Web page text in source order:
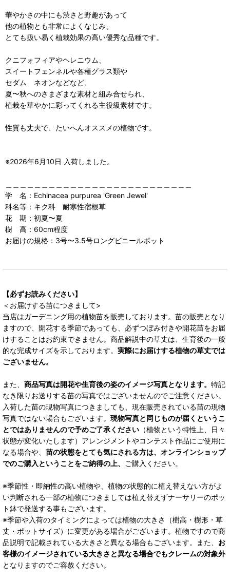
華やかさの中にも渋さと野趣があって
他の植物とも非常によくなじみ、
とても扱い易く植栽効果の高い優秀な品種です。
クニフォフィアやヘレニウム、
スイートフェンネルや各種グラス類や
セダム ネオンなどなど、
夏〜秋へのさまざまな素材と組み合せられ、
植栽を華やかに彩ってくれる主役級素材です。
性質も丈夫で、たいへんオススメの植物です。
※2026年6月10日 入荷しました。
学 名：Echinacea purpurea 'Green Jewel'
科名等：キク科 耐寒性宿根草
花 期：初夏〜夏
樹 高：60cm程度
お届けの規格：3号〜3.5号ロングビニールポット
【必ずお読みください】
＜お届けする苗につきまして>
当店はガーデニング用の植物苗を販売しております。苗の販売となり
ますので、開花する季節であっても、必ずつぼみ付きや開花苗をお届
けすることはお約束できません。商品解説中の草丈は、生育後の一般
的な完成サイズを示しております。 実際にお届けする植物の草丈では
ございません。
また、 商品写真は開花や生育後の姿のイメージ写真となります。 特記
なき限りお送りする苗の写真ではございませんのでご注意ください。
入荷した苗の現物写真につきましても、現在販売されている苗の現物
写真ではない場合もございます。 現物写真と同じものが届くというこ
とではありませんので予めご了承ください （植物という特性上、日々
状態が変化いたします）アレンジメントやコンテスト作品にご使用に
なる場合や、 苗の状態をとても気にされる方は、オンラインショップ
でのご購入ということをご納得の上、
ご購入ください。
※季節性・即納性の高い植物や、植物の状態的に植え替えない方がよ
い判断される一部の植物につきましては植え替えずナーサリーのポッ
ト鉢で発送する事もございます。
※季節や入荷のタイミングによっては植物の大きさ（樹高・樹形・草
丈・ポットサイズ）に変更がある場合がございます。植物ですので商
品説明で記載されている大きさと異なる場合もございます。また、 お
客様のイメージされている大きさと異なる場合でもクレームの対象外
となりますのでご容赦ください。